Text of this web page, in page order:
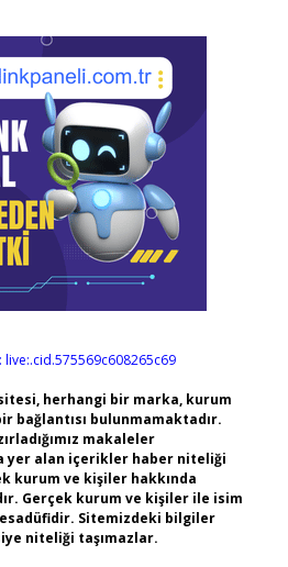
live:.cid.575569c608265c69
herhangi bir marka, kurum
bağlantısı bulunmamaktadır.
makaleler
yer alan içerikler haber niteliği
kurum ve kişiler hakkında
Gerçek kurum ve kişiler ile isim
Sitemizdeki bilgiler
niteliği taşımazlar.